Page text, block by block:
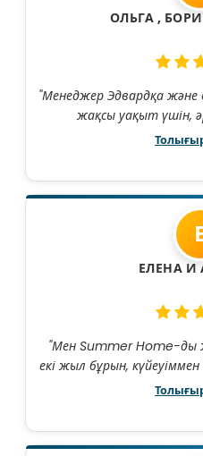
ОЛЬГА ,
"Менеджер Эдвардқа
жақсы уақыт үшін,
ЕЛЕНА И
"Мен Summer Home-ды
екі жыл бұрын,